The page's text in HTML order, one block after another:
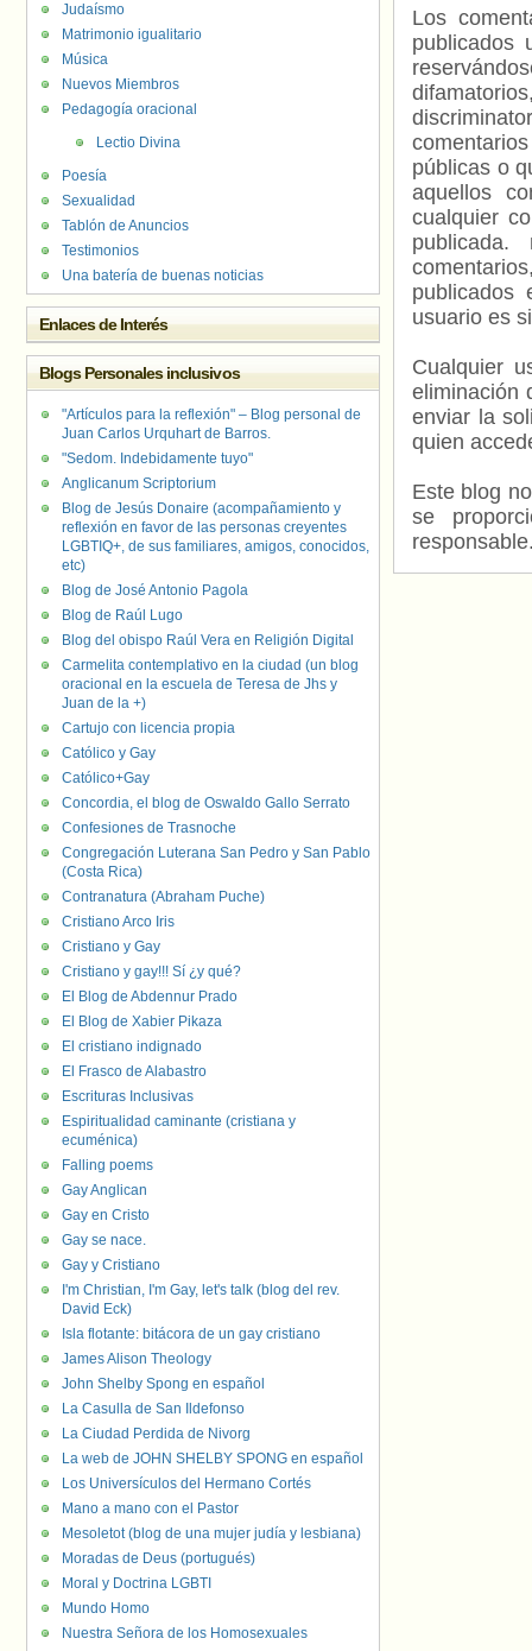
Los
publicados
públicas o
aquellos
cualquier
usuario es
Cualquier
eliminación
enviar la
quien
Este blog
se
Judaísmo
Matrimonio igualitario
Música
Nuevos Miembros
Pedagogía oracional
Lectio Divina
Poesía
Sexualidad
Tablón de Anuncios
Testimonios
Una batería de buenas noticias
Enlaces de Interés
Blogs Personales inclusivos
"Artículos para la reflexión" – Blog personal de
Juan Carlos Urquhart de Barros.
"Sedom. Indebidamente tuyo"
Anglicanum Scriptorium
Blog de Jesús Donaire (acompañamiento y
reflexión en favor de las personas creyentes
LGBTIQ+, de sus familiares, amigos, conocidos,
etc)
Blog de José Antonio Pagola
Blog de Raúl Lugo
Blog del obispo Raúl Vera en Religión Digital
Carmelita contemplativo en la ciudad (un blog
oracional en la escuela de Teresa de Jhs y
Juan de la +)
Cartujo con licencia propia
Católico y Gay
Católico+Gay
Concordia, el blog de Oswaldo Gallo Serrato
Confesiones de Trasnoche
Congregación Luterana San Pedro y San Pablo
(Costa Rica)
Contranatura (Abraham Puche)
Cristiano Arco Iris
Cristiano y Gay
Cristiano y gay!!! Sí ¿y qué?
El Blog de Abdennur Prado
El Blog de Xabier Pikaza
El cristiano indignado
El Frasco de Alabastro
Escrituras Inclusivas
Espiritualidad caminante (cristiana y
ecuménica)
Falling poems
Gay Anglican
Gay en Cristo
Gay se nace.
Gay y Cristiano
I'm Christian, I'm Gay, let's talk (blog del rev.
David Eck)
Isla flotante: bitácora de un gay cristiano
James Alison Theology
John Shelby Spong en español
La Casulla de San Ildefonso
La Ciudad Perdida de Nivorg
La web de JOHN SHELBY SPONG en español
Los Universículos del Hermano Cortés
Mano a mano con el Pastor
Mesoletot (blog de una mujer judía y lesbiana)
Moradas de Deus (portugués)
Moral y Doctrina LGBTI
Mundo Homo
Nuestra Señora de los Homosexuales